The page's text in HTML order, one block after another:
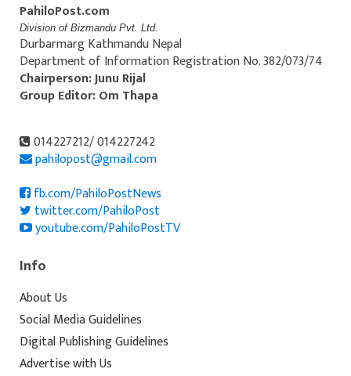
PahiloPost.com
Division of Bizmandu Pvt. Ltd.
Durbarmarg Kathmandu Nepal
Department of Information Registration No. 382/073/74
Chairperson: Junu Rijal
Group Editor: Om Thapa
014227212/ 014227242
pahilopost@gmail.com
fb.com/PahiloPostNews
twitter.com/PahiloPost
youtube.com/PahiloPostTV
Info
About Us
Social Media Guidelines
Digital Publishing Guidelines
Advertise with Us